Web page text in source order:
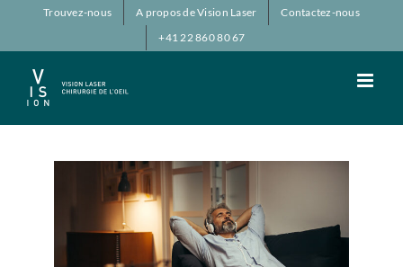
PasserTrouvez-nous A propos de Vision Laser
Contactez-nous
+41 22 860 80 67